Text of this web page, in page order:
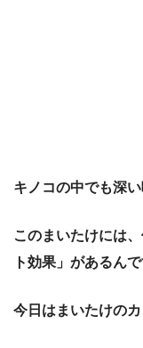
キノコの中でも深
このまいたけには
ト効果」があるんで
今日はまいたけの